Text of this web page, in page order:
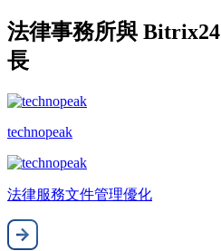
法律事務所與
長
technopeak
法律服務文件管理優化